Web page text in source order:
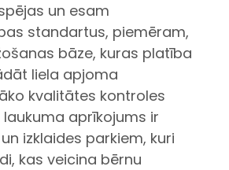
un esam
standartus, piemēram,
bāze, kuras platība
liela apjoma
kvalitātes kontroles
aprīkojums ir
izklaides parkiem, kuri
kas veicina bērnu